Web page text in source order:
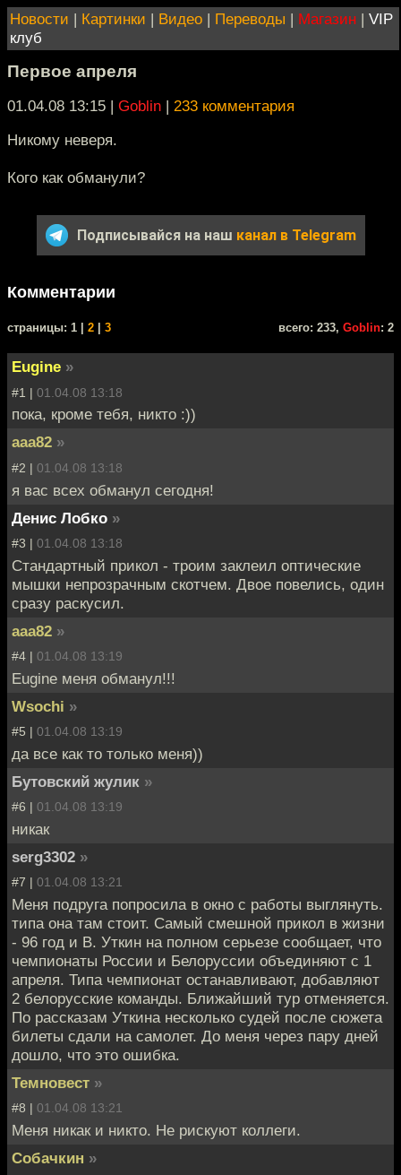
Новости | Картинки | Видео | Переводы | Магазин | VIP
клуб
Первое апреля
01.04.08 13:15 | Goblin | 233 комментария
Никому неверя.
Кого как обманули?
Подписывайся на наш канал в Telegram
Комментарии
cтраницы: 1 | 2 3 всего: 233, Goblin: 2
Eugine »
#1 | 01.04.08 13:18
пока, кроме тебя, никто :))
aaa82 »
#2 | 01.04.08 13:18
я вас всех обманул сегодня!
Денис Лобко »
#3 | 01.04.08 13:18
Стандартный прикол - троим заклеил оптические
мышки непрозрачным скотчем. Двое повелись, один
сразу раскусил.
aaa82 »
#4 | 01.04.08 13:19
Eugine меня обманул!!!
Wsochi »
#5 | 01.04.08 13:19
да все как то только меня))
Бутовский жулик »
#6 | 01.04.08 13:19
никак
serg3302 »
#7 | 01.04.08 13:21
Меня подруга попросила в окно с работы выглянуть.
типа она там стоит. Самый смешной прикол в жизни
- 96 год и В. Уткин на полном серьезе сообщает, что
чемпионаты России и Белоруссии объединяют с 1
апреля. Типа чемпионат останавливают, добавляют
2 белорусские команды. Ближайший тур отменяется.
По рассказам Уткина несколько судей после сюжета
билеты сдали на самолет. До меня через пару дней
дошло, что это ошибка.
Темновест »
#8 | 01.04.08 13:21
Меня никак и никто. Не рискуют коллеги.
Собачкин »